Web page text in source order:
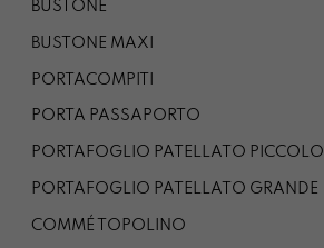
BUSTONE
BUSTONE MAXI
PORTACOMPITI
PORTA PASSAPORTO
PORTAFOGLIO PATELLATO PICCOLO
PORTAFOGLIO PATELLATO GRANDE
COMMÉ TOPOLINO